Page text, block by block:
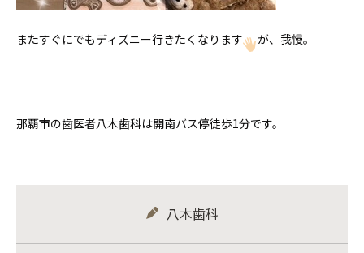
またすぐにでもディズニー行きたくなります が、我慢。
那覇市の歯医者八木歯科は開南バス停徒歩1分です。
八木歯科